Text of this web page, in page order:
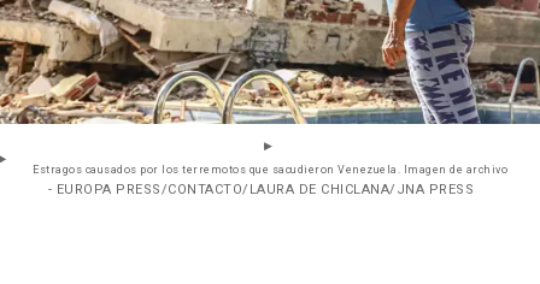
Estragos causados por los terremotos que sacudieron Venezuela. Imagen de archivo
- EUROPA PRESS/CONTACTO/LAURA DE CHICLANA/JNA PRESS